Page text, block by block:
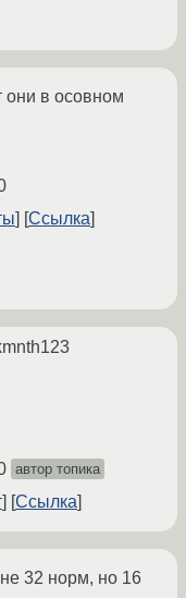
они в осовном
Ссылка
автор топика
Ссылка
32 норм, но 16